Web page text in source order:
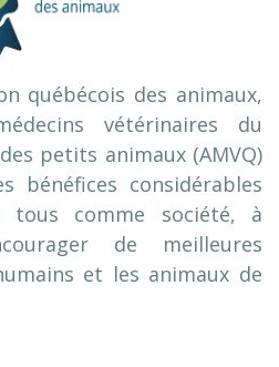
québécois des animaux,
vétérinaires du
petits animaux (AMVQ)
bénéfices considérables
tous comme société, à
de meilleures
et les animaux de